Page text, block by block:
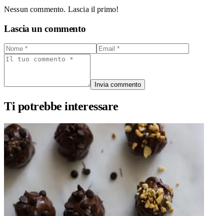
Nessun commento. Lascia il primo!
Lascia un commento
Invia commento
Ti potrebbe interessare